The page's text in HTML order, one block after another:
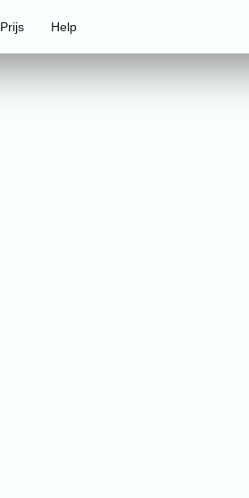
Prijs Help